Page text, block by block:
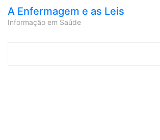
A Enfermagem e as Leis
Informação em Saúde